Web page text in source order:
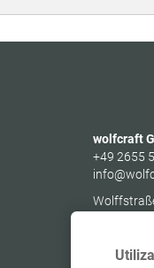
wolfcraft
+49 2655